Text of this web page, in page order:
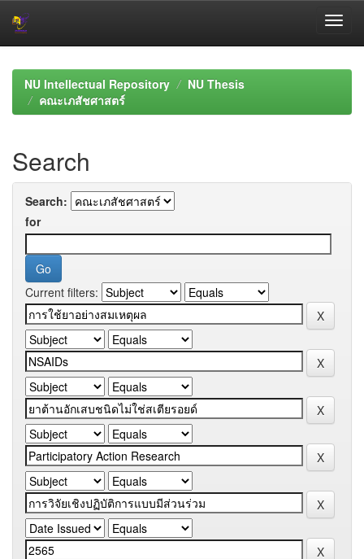
navigationNU Intellectual Repository
NU Thesis
คณะเภสัชศาสตร์
Search
Search:
for
Current filters: